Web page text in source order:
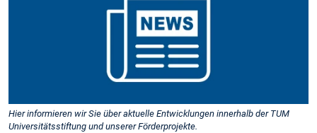
Hier informieren wir Sie über aktuelle Entwicklungen innerhalb der TUM
Universitätsstiftung und unserer Förderprojekte.